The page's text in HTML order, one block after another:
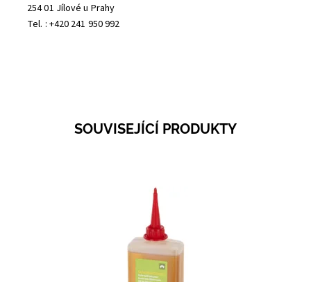
254 01 Jílové u Prahy
Tel. : +420 241 950 992
SOUVISEJÍCÍ PRODUKTY